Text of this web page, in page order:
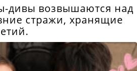
дивы возвышаются над
стражи, хранящие